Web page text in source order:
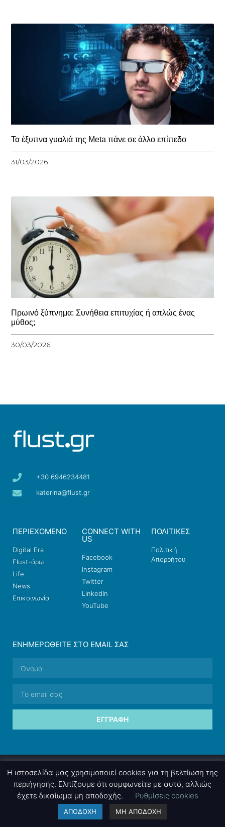
Τα έξυπνα γυαλιά της Meta πάνε σε άλλο επίπεδο
31/03/2026
Πρωινό ξύπνημα: Συνήθεια επιτυχίας ή απλώς ένας
μύθος;
30/03/2026
+30 6946234481
katerina@flust.gr
ΠΕΡΙΕΧΟΜΕΝΟ
Digital Era
Flust-άρω
Life
News
Επικοινωνία
CONNECT WITH
US
Facebook
Instagram
Twitter
LinkedIn
YouTube
ΠΟΛΙΤΙΚΕΣ
Πολιτική
Απορρήτου
ΕΝΗΜΕΡΩΘΕΊΤΕ ΣΤΟ EMAIL ΣΑΣ
ΕΓΓΡΑΦΉ
nettings, ltd . Powered bymgk
Η ιστοσελίδα μας χρησιμοποιεί cookies για τη βελτίωση της
περιήγησής. Ελπίζουμε ότι συμφωνείτε με αυτό, αλλιώς
έχετε δικαίωμα μη αποδοχής.
Ρυθμίσεις cookies
ΑΠΟΔΟΧΗ ΜΗ ΑΠΟΔΟΧΗ